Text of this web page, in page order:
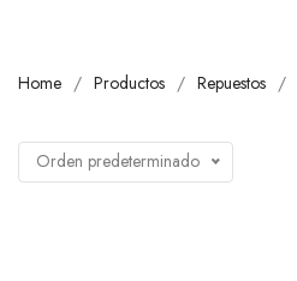
Home Productos Repuestos
Orden predeterminado